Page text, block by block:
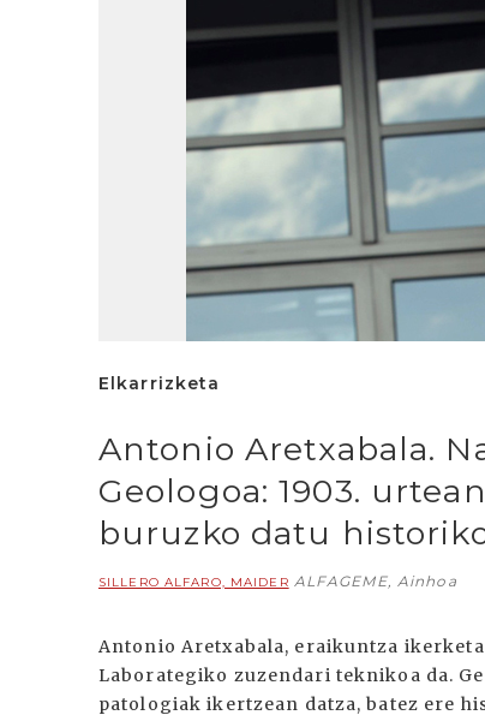
Elkarrizketa
Antonio Aretxabala.
Geologoa: 1903.
buruzko datu
SILLERO ALFARO, MAIDER ALFAGEME, Ainhoa
Antonio Aretxabala, eraikuntza
Laborategiko zuzendari teknikoa da.
patologiak ikertzean datza, batez ere